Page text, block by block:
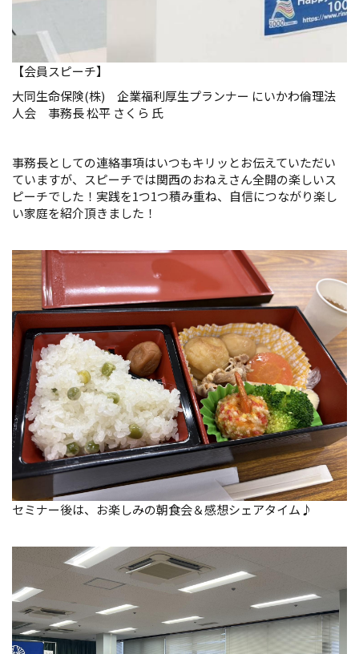
【会員スピーチ】
大同生命保険(株) 企業福利厚生プランナー にいかわ倫理法
人会 事務長 松平 さくら 氏
事務長としての連絡事項はいつもキリッとお伝えていただい
ていますが、スピーチでは関西のおねえさん全開の楽しいス
ピーチでした！実践を1つ1つ積み重ね、自信につながり楽し
い家庭を紹介頂きました！
セミナー後は、お楽しみの朝食会＆感想シェアタイム♪